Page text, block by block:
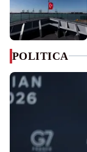
POLITICA